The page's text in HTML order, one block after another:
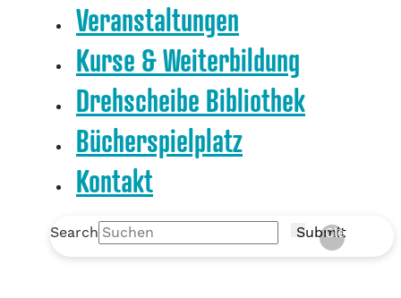
Veranstaltungen
Kurse & Weiterbildung
Drehscheibe Bibliothek
Bücherspielplatz
Kontakt
Search Submit
Clear